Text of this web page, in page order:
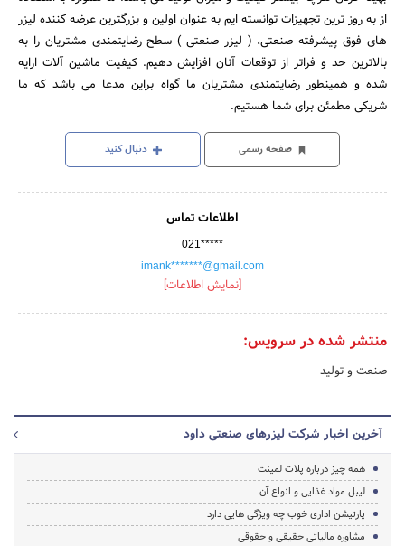
از به روز ترین تجهیزات توانسته ایم به عنوان اولین و بزرگترین عرضه کننده لیزر
های فوق پیشرفته صنعتی، ( لیزر صنعتی ) سطح رضایتمندی مشتریان را به
بالاترین حد و فراتر از توقعات آنان افزایش دهیم. کیفیت ماشین آلات ارایه
شده و همینطور رضایتمندی مشتریان ما گواه براین مدعا می باشد که ما
شریکی مطمئن برای شما هستیم.
صفحه رسمی دنبال کنید
اطلاعات تماس
021*****
imank*******@gmail.com
[نمایش اطلاعات]
منتشر شده در سرویس:
صنعت و تولید
آخرین اخبار شرکت لیزرهای صنعتی داود
همه چیز درباره پلات لمینت
لیبل مواد غذایی و انواع آن
پارتیشن اداری خوب چه ویژگی هایی دارد
مشاوره مالیاتی حقیقی و حقوقی